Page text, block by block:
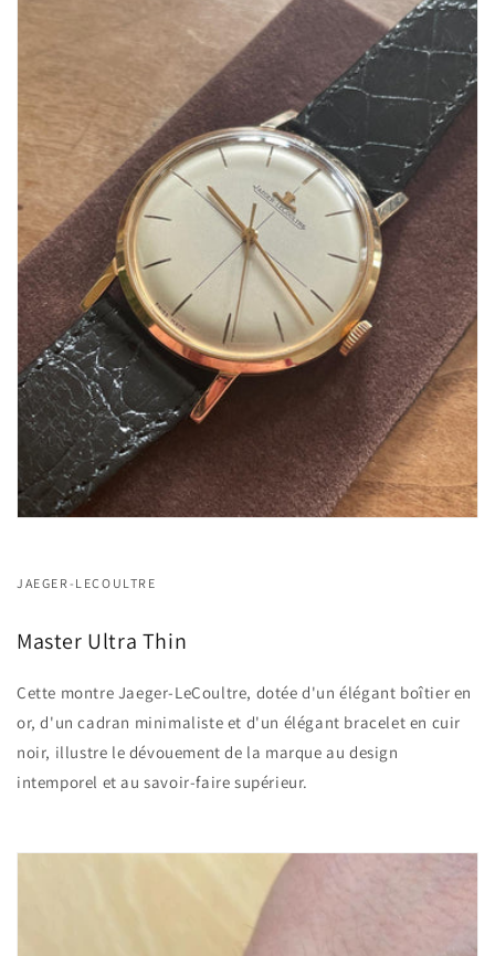
JAEGER-LECOULTRE
Master Ultra Thin
Cette montre Jaeger-LeCoultre, dotée d'un élégant boîtier en
or, d'un cadran minimaliste et d'un élégant bracelet en cuir
noir, illustre le dévouement de la marque au design
intemporel et au savoir-faire supérieur.